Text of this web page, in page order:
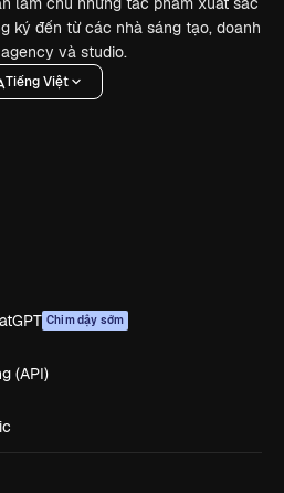
ký đến từ các nhà sáng tạo, doanh
và studio.
Tiếng Việt
Chim dậy sớm
(API)